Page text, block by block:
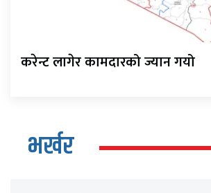
करेन्ट लागेर कामदारको ज्यान गयो
भर्खर